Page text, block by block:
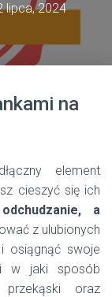
lipca, 2024
na
element
cieszyć się ich
odchudzanie, a
z ulubionych
osiągnąć swoje
w jaki sposób
oraz